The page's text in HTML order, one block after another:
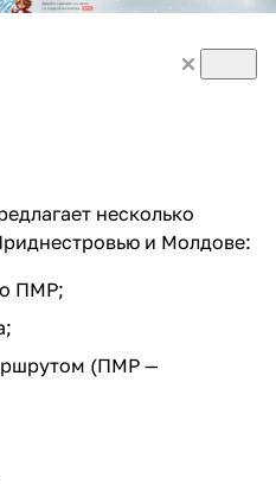
несколько
и Молдове:
ПМР;
(ПМР —